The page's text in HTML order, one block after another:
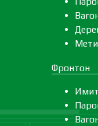
Фронтон